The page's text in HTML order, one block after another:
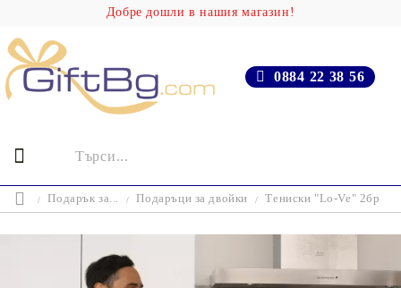
Добре дошли в нашия магазин!
0884 22 38 56
Подарък за... Подаръци за двойки Тениски "Lo-Ve" 2бр